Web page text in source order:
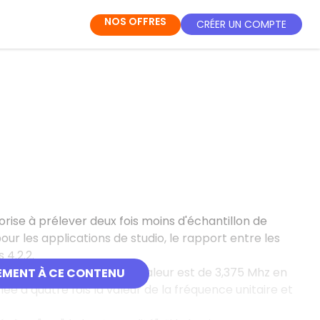
NOS OFFRES CRÉER UN COMPTE
À CE CONTENU
à prélever deux fois moins d'échantillon de
les applications de studio, le rapport entre les
4.2.2.
numérique dont la valeur est de 3,375 Mhz en
à quatre fois la valeur de la fréquence unitaire et